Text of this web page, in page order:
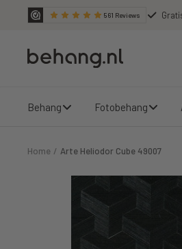
561 Reviews
Behang.nl
Behang Fotobehang
Home Arte Heliodor Cube 49007